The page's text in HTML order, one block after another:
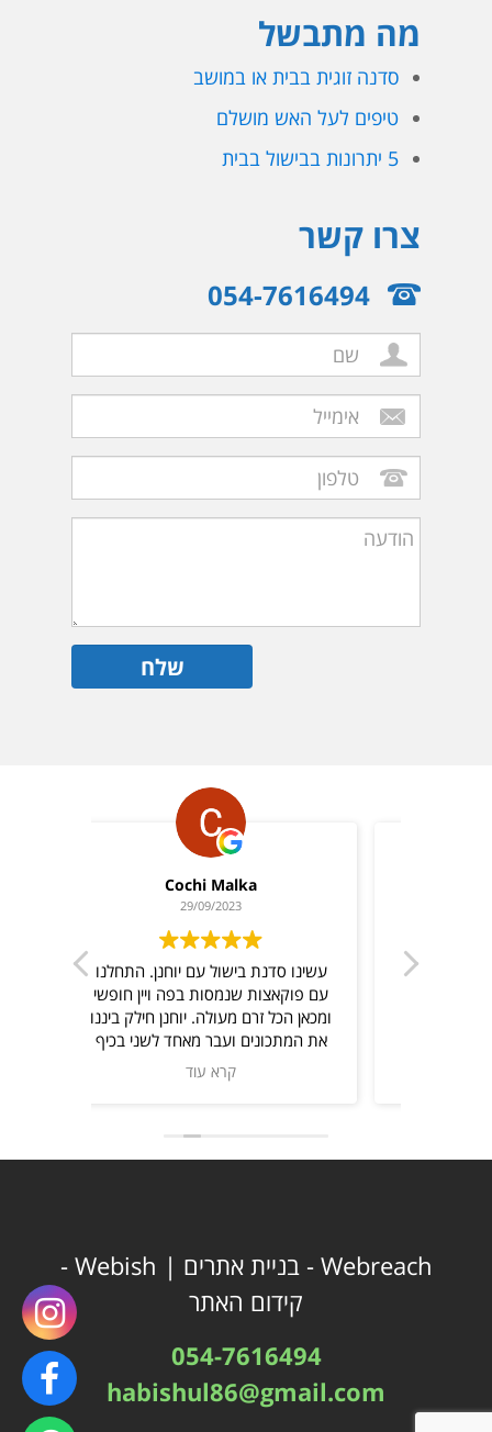
מה מתבשל
סדנה זוגית בבית או במושב
טיפים לעל האש מושלם
5 יתרונות בבישול בבית
צרו קשר
trailrunning.israel
28/09/2023
סדנת בישול ליום גיבוש כייפי
תודה לשף המקסים יוחנן
Webreach - בניית אתרים
| Webish -
קידום האתר
054-7616494
habishul86@gmail.com